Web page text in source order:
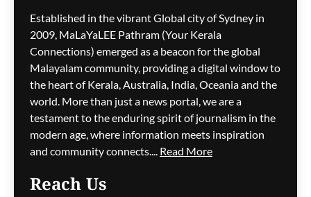
പ്രവാസികളിൽ ആശങ്ക
ഗീത ദാസ്‌ 11 hours ago 0
ജീവനക്കാരുടെ ക്ഷാമം –
സിഡ്നി
വിമാനത്താവളത്തിൽ
നൂറിലധികം സർവീസുകൾ
വൈകി
Established in the vibrant Global city of Sydney in
2009, MaLaYaLEE Pathram (Your Kerala
Connections) emerged as a beacon for the global
Malayalam community, providing a digital window to
the heart of Kerala, Australia, India, Oceania and the
world. More than just a news portal, we are a
testament to the enduring spirit of journalism in the
modern age, where information meets inspiration
and community connects.... Read More
Reach Us